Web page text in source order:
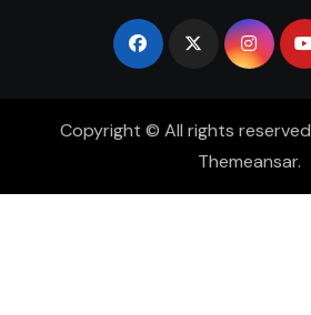
Copyright © All rights reserved
Themeansar.